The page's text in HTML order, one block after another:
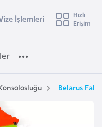
e
t
İşlemleri
Hızlı
Erişim
Belarus